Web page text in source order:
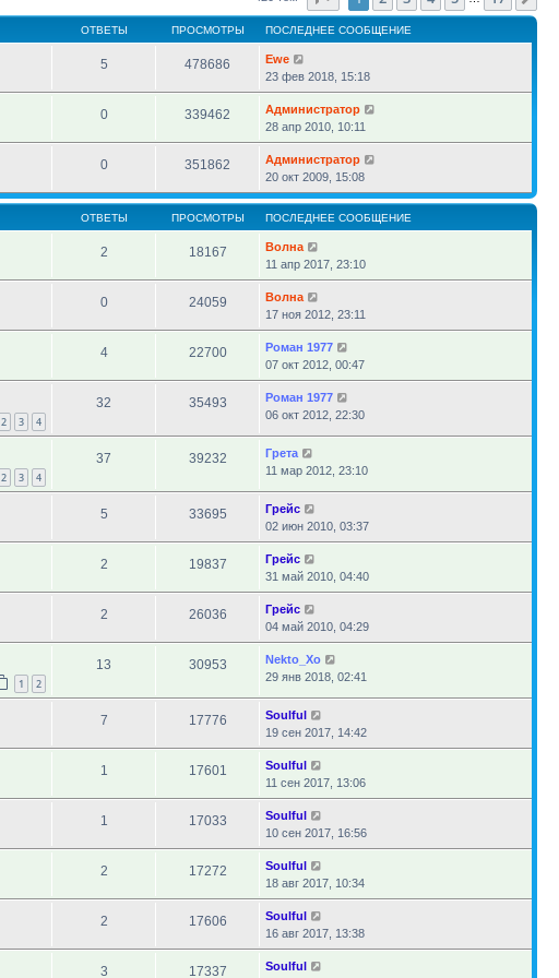
ОТВЕТЫ ПРОСМОТРЫ ПОСЛЕДНЕЕ СООБЩЕНИЕ
5 478686
Ewe
23 фев 2018, 15:18
0 339462
Администратор
28 апр 2010, 10:11
0 351862
Администратор
20 окт 2009, 15:08
ОТВЕТЫ ПРОСМОТРЫ ПОСЛЕДНЕЕ СООБЩЕНИЕ
2 18167
Волна
11 апр 2017, 23:10
0 24059
Волна
17 ноя 2012, 23:11
4 22700
Роман 1977
07 окт 2012, 00:47
2 3 4
32 35493
Роман 1977
06 окт 2012, 22:30
2 3 4
37 39232
Грета
11 мар 2012, 23:10
5 33695
Грейс
02 июн 2010, 03:37
2 19837
Грейс
31 май 2010, 04:40
2 26036
Грейс
04 май 2010, 04:29
1 2
13 30953
Nekto_Xo
29 янв 2018, 02:41
7 17776
Soulful
19 сен 2017, 14:42
1 17601
Soulful
11 сен 2017, 13:06
1 17033
Soulful
10 сен 2017, 16:56
2 17272
Soulful
18 авг 2017, 10:34
2 17606
Soulful
16 авг 2017, 13:38
3 17337
Soulful